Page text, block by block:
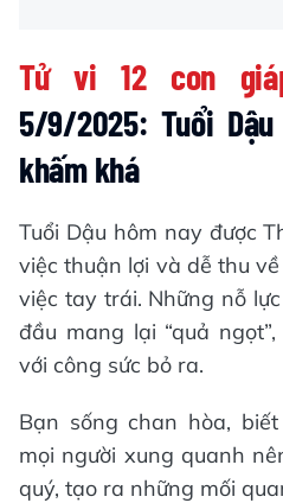
Tử vi 12 con
5/9/2025: Tuổi
khấm khá
Tuổi Dậu hôm nay được
việc thuận lợi và dễ thu
việc tay trái. Những nỗ
đầu mang lại “quả
với công sức bỏ ra.
Bạn sống chan hòa,
mọi người xung quanh
quý, tạo ra những mối